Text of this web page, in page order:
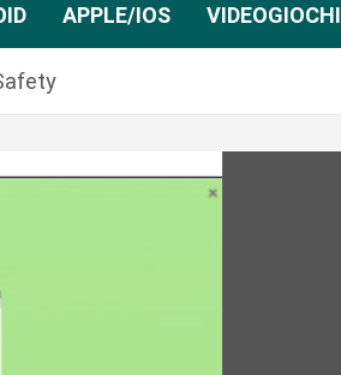
APPLE/IOS VIDEOGIOCHI